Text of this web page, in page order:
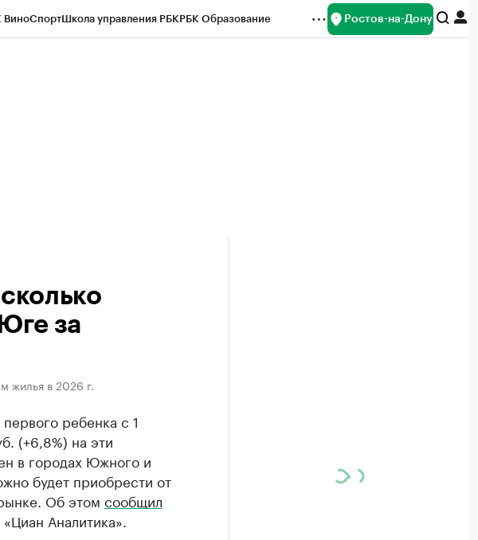
ВиноСпортШкола управления РБКРБК Образование Ростов-на-Дону
за
жилья в 2026 г.
ребенка с 1
(+6,8%) на эти
в городах Южного и
будет приобрести от
Об этом сообщил
Аналитика».